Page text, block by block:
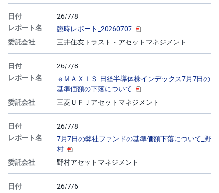
26/7/8
臨時レポート_20260707
三井住友トラスト・アセットマネジメント
26/7/8
ｅＭＡＸＩＳ 日経半導体株インデックス7月7日の
基準価額の下落について
三菱ＵＦＪアセットマネジメント
26/7/8
7月7日の弊社ファンドの基準価額下落について_野
村
野村アセットマネジメント
26/7/6